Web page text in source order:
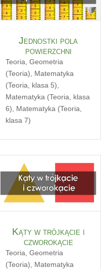
Jednostki pola
powierzchni
Teoria, Geometria
(Teoria), Matematyka
(Teoria, klasa 5),
Matematyka (Teoria, klasa
6), Matematyka (Teoria,
klasa 7)
Kąty w trójkącie i
czworokącie
Teoria Geometria
(Teoria)
Matematyka